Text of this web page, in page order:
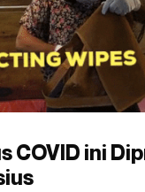
COVID ini